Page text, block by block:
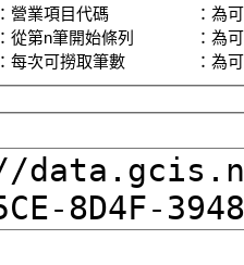
：營業項目代碼
：為
：從第n筆開始條列
：為
：每次可撈取筆數 ：為